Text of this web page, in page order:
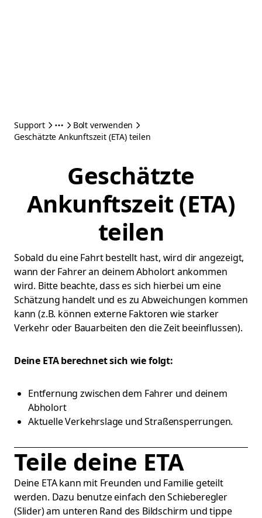
Support
Bolt verwenden
Geschätzte Ankunftszeit (ETA) teilen
Geschätzte
Ankunftszeit (ETA)
teilen
Sobald du eine Fahrt bestellt hast, wird dir angezeigt,
wann der Fahrer an deinem Abholort ankommen
wird. Bitte beachte, dass es sich hierbei um eine
Schätzung handelt und es zu Abweichungen kommen
kann (z.B. können externe Faktoren wie starker
Verkehr oder Bauarbeiten den die Zeit beeinflussen).
Deine ETA berechnet sich wie folgt:
Entfernung zwischen dem Fahrer und deinem
Abholort
Aktuelle Verkehrslage und Straßensperrungen.
Teile deine ETA
Deine ETA kann mit Freunden und Familie geteilt
werden. Dazu benutze einfach den Schieberegler
(Slider) am unteren Rand des Bildschirm und tippe